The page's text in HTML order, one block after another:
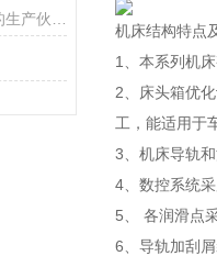
机床结构特点
1、本系列机
2、床头箱优
工，能适用于
3、机床导轨
4、数控系统
5、 各润滑点
6、导轨加刮